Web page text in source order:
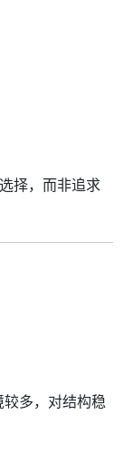
择，而非追求
多，对结构稳